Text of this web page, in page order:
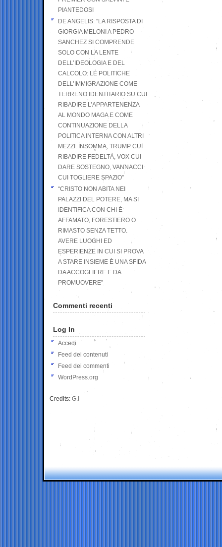
PIANTEDOSI
DE ANGELIS: “LA RISPOSTA DI
GIORGIA MELONI A PEDRO
SANCHEZ SI COMPRENDE
SOLO CON LA LENTE
DELL’IDEOLOGIA E DEL
CALCOLO: LE POLITICHE
DELL’IMMIGRAZIONE COME
TERRENO IDENTITARIO SU CUI
RIBADIRE L’APPARTENENZA
AL MONDO MAGA E COME
CONTINUAZIONE DELLA
POLITICA INTERNA CON ALTRI
MEZZI. INSOMMA, TRUMP CUI
RIBADIRE FEDELTÀ, VOX CUI
DARE SOSTEGNO, VANNACCI
CUI TOGLIERE SPAZIO”
“CRISTO NON ABITA NEI
PALAZZI DEL POTERE, MA SI
IDENTIFICA CON CHI È
AFFAMATO, FORESTIERO O
RIMASTO SENZA TETTO.
AVERE LUOGHI ED
ESPERIENZE IN CUI SI PROVA
A STARE INSIEME È UNA SFIDA
DA ACCOGLIERE E DA
PROMUOVERE”
Commenti recenti
Log In
Accedi
Feed dei contenuti
Feed dei commenti
WordPress.org
Credits: G.I